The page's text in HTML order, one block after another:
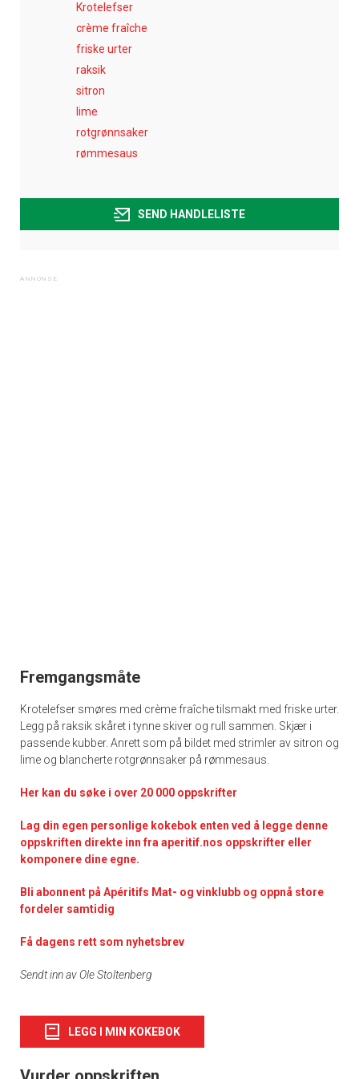
Krotelefser
crème fraîche
friske urter
raksik
sitron
lime
rotgrønnsaker
rømmesaus
SEND HANDLELISTE
Fremgangsmåte
Krotelefser smøres med crème fraîche tilsmakt med friske urter.
Legg på raksik skåret i tynne skiver og rull sammen. Skjær i
passende kubber. Anrett som på bildet med strimler av sitron og
lime og blancherte rotgrønnsaker på rømmesaus.
Her kan du søke i over 20 000 oppskrifter
Lag din egen personlige kokebok enten ved å legge denne
oppskriften direkte inn fra aperitif.nos oppskrifter eller
komponere dine egne.
Bli abonnent på Apéritifs Mat- og vinklubb og oppnå store
fordeler samtidig
Få dagens rett som nyhetsbrev
Sendt inn av Ole Stoltenberg
LEGG I MIN KOKEBOK